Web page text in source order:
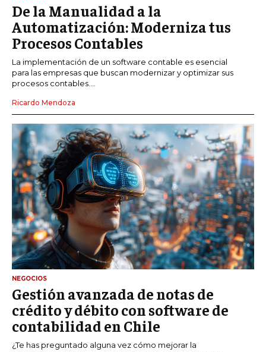
De la Manualidad a la
Automatización: Moderniza tus
Procesos Contables
La implementación de un software contable es esencial
para las empresas que buscan modernizar y optimizar sus
procesos contables....
Ricardo Mendoza
NEGOCIOS
Gestión avanzada de notas de
crédito y débito con software de
contabilidad en Chile
¿Te has preguntado alguna vez cómo mejorar la